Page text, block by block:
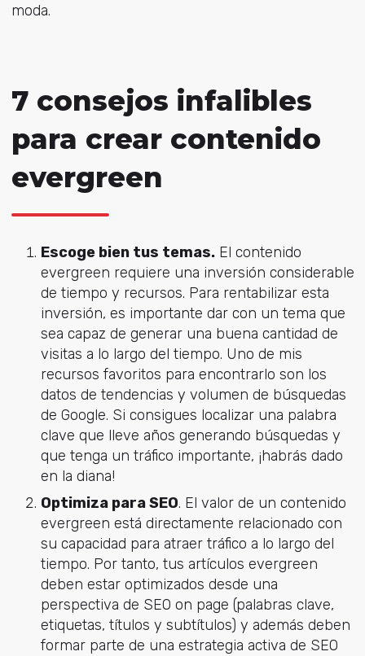
moda.
7 consejos infalibles
para crear contenido
evergreen
Escoge bien tus temas.El contenido
evergreen requiere una inversión considerable
de tiempo y recursos. Para rentabilizar esta
inversión, es importante dar con un tema que
sea capaz de generar una buena cantidad de
visitas a lo largo del tiempo. Uno de mis
recursos favoritos para encontrarlo son los
datos de tendencias y volumen de búsquedas
de Google. Si consigues localizar una palabra
clave que lleve años generando búsquedas y
que tenga un tráfico importante, ¡habrás dado
en la diana!
Optimiza para SEO. El valor de un contenido
evergreen está directamente relacionado con
su capacidad para atraer tráfico a lo largo del
tiempo. Por tanto, tus artículos evergreen
deben estar optimizados desde una
perspectiva de SEO on page (palabras clave,
etiquetas, títulos y subtítulos) y además deben
formar parte de una estrategia activa de SEO